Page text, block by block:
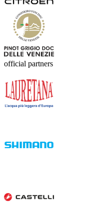
official partners